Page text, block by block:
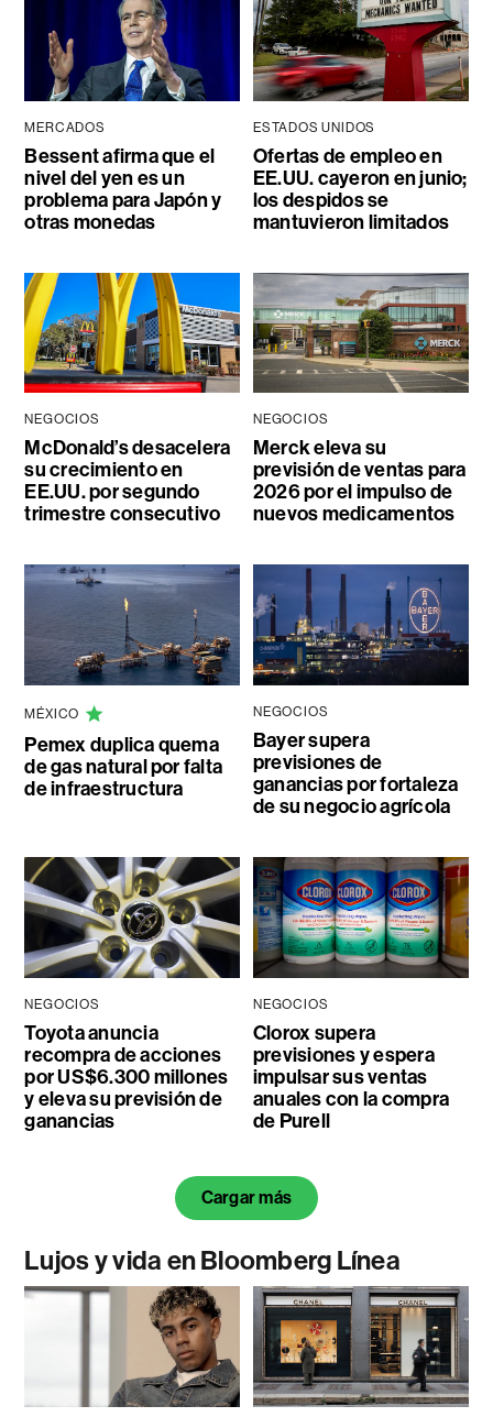
MERCADOS
Bessent afirma que el
nivel del yen es un
problema para Japón y
otras monedas
ESTADOS UNIDOS
Ofertas de empleo en
EE.UU. cayeron en junio;
los despidos se
mantuvieron limitados
NEGOCIOS
McDonald’s desacelera
su crecimiento en
EE.UU. por segundo
trimestre consecutivo
NEGOCIOS
Merck eleva su
previsión de ventas para
2026 por el impulso de
nuevos medicamentos
MÉXICO
Pemex duplica quema
de gas natural por falta
de infraestructura
NEGOCIOS
Bayer supera
previsiones de
ganancias por fortaleza
de su negocio agrícola
NEGOCIOS
Toyota anuncia
recompra de acciones
por US$6.300 millones
y eleva su previsión de
ganancias
NEGOCIOS
Clorox supera
previsiones y espera
impulsar sus ventas
anuales con la compra
de Purell
Cargar más
Lujos y vida en Bloomberg Línea